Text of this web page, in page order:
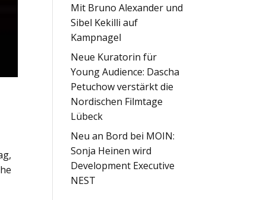
Mit Bruno Alexander und
Sibel Kekilli auf
Kampnagel
Neue Kuratorin für
Young Audience: Dascha
Petuchow verstärkt die
Nordischen Filmtage
Lübeck
Neu an Bord bei MOIN:
Sonja Heinen wird
Development Executive
NEST